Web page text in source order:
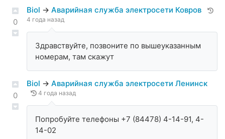
0
Biol → Аварийная служба электросети Ковров
4 года назад
Здравствуйте, позвоните по вышеуказанным
номерам, там скажут
0
Biol → Аварийная служба электросети Ленинск
4 года назад
Попробуйте телефоны +7 (84478) 4-14-91, 4-
14-02